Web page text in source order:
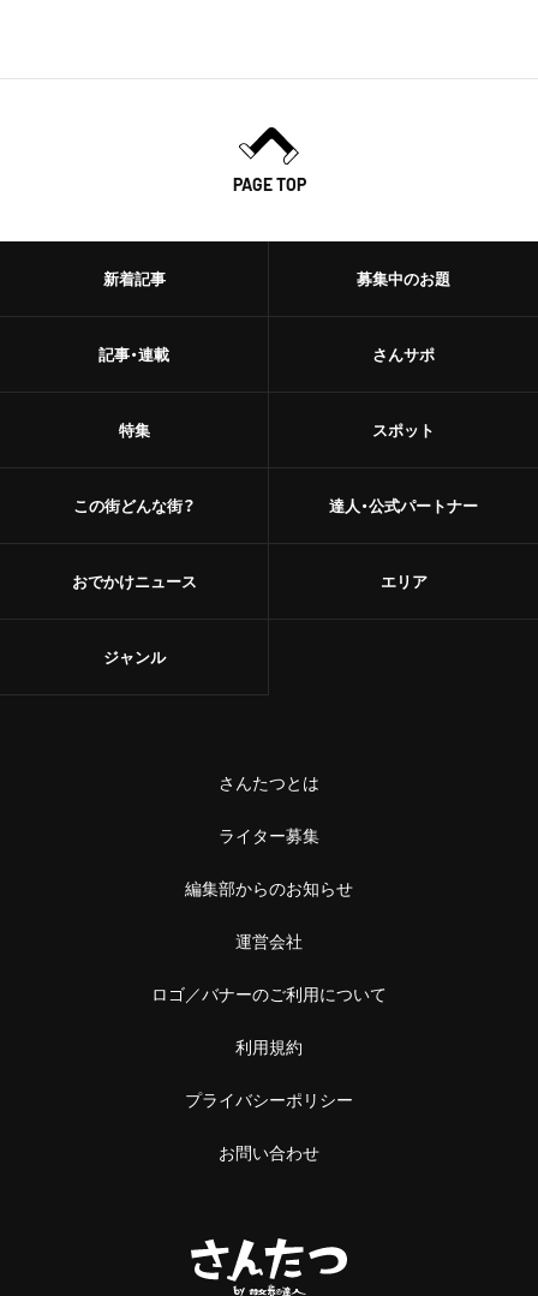
PAGE TOP
新着記事
記事・連載
特集
この街どんな街？
おでかけニュース
募集中のお題
さんサポ
スポット
達人・公式パートナー
エリア
ジャンル
さんたつとは
ライター募集
編集部からのお知らせ
運営会社
ロゴ／バナーのご利用について
利用規約
プライバシーポリシー
お問い合わせ